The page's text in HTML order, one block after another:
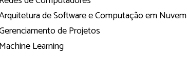
de Software e Computação em Nuvem
de Projetos
Machine Learning